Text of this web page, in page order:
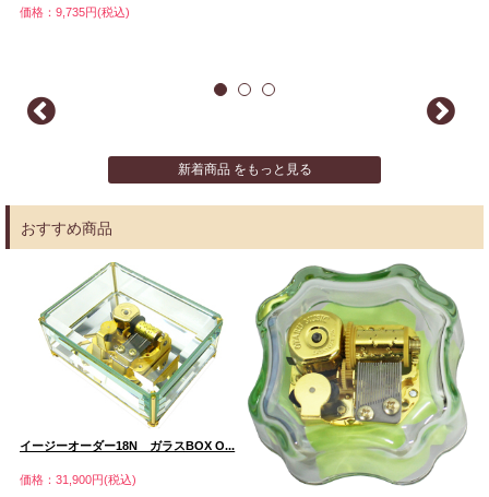
価格：9,735円(税込)
新着商品 をもっと見る
おすすめ商品
イージーオーダー18N ガラスBOX O...
価格：31,900円(税込)